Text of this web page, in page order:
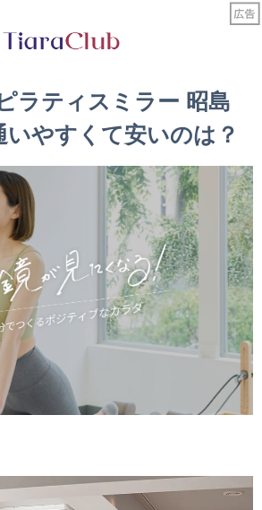
ラティスミラー 昭島
いやすくて安いのは？